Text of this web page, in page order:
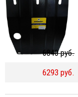
6840 руб.
6293 руб.